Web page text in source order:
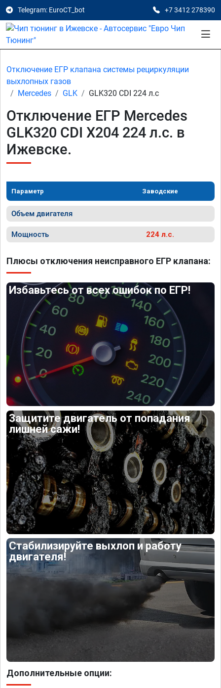
Telegram: EuroCT_bot +7 3412 278390
Отключение ЕГР клапана системы рециркуляции
выхлопных газов
Mercedes
GLK GLK320 CDI 224 л.с
Отключение ЕГР Mercedes
GLK320 CDI X204 224 л.с. в
Ижевске.
Параметр Заводские
Объем двигателя
Мощность 224 л.с.
Плюсы отключения неисправного ЕГР клапана:
Избавьтесь от всех ошибок по ЕГР!
Защитите двигатель от попадания
лишней сажи!
Стабилизируйте выхлоп и работу
двигателя!
Дополнительные опции: